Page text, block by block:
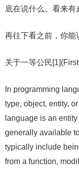
底在说什么。看来有
再往下看之前，你
关于一等公民
In programming
type, object, entity,
language is an
generally available
typically include
from a function,